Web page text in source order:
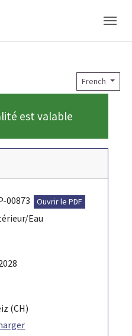
French
est valable
00873 Ouvrir le PDF
Eau
(CH)